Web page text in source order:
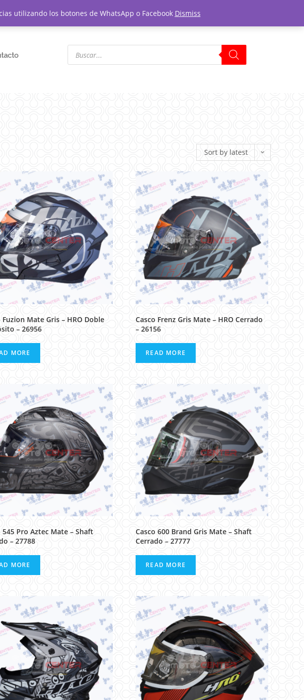
Sort by latest
Fuzion Mate Gris – HRO Doble
– 26956
MORE
Casco Frenz Gris Mate – HRO Cerrado
– 26156
READ MORE
545 Pro Aztec Mate – Shaft
– 27788
MORE
Casco 600 Brand Gris Mate – Shaft
Cerrado – 27777
READ MORE
utilizando los botones de WhatsApp o Facebook Dismiss